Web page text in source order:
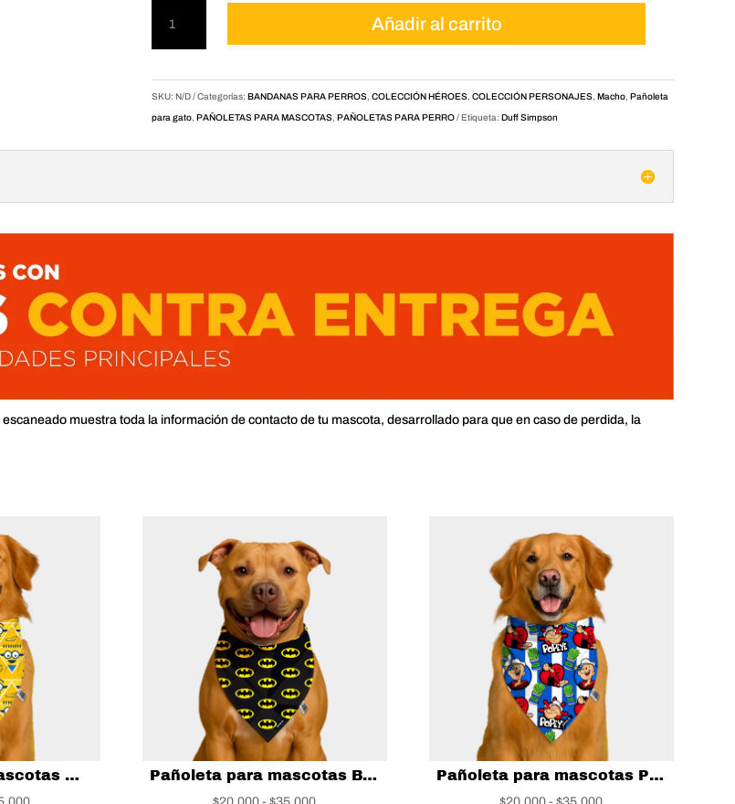
para
mascotas
Simpson
cantidad
Añadir al carrito
SKU:N/D Categorías:BANDANAS PARA PERROS,COLECCIÓN HÉROES,COLECCIÓN PERSONAJES,Macho,Pañoleta
para gato,PAÑOLETAS PARA MASCOTAS,PAÑOLETAS PARA PERRO Etiqueta:Duff Simpson
muestra toda la información de contacto de tu mascota, desarrollado para que en caso de perdida, la
Pañoleta para mascotas Minions
Rango
Pañoleta para mascotas Batman Black
Rango
Pañoleta para mascotas Popeye
Rango